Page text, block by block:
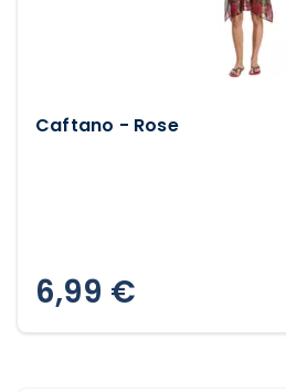
Caftano - Rose
6,99 €